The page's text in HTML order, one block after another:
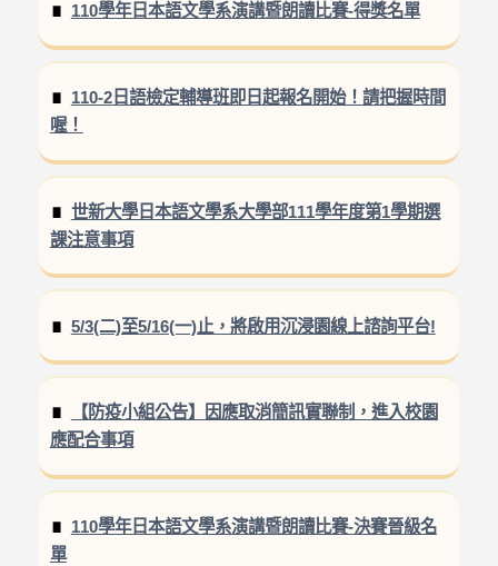
110學年日本語文學系演講暨朗讀比賽-得獎名單
110-2日語檢定輔導班即日起報名開始！請把握時間
喔！
世新大學日本語文學系大學部111學年度第1學期選
課注意事項
5/3(二)至5/16(一)止，將啟用沉浸園線上諮詢平台!
【防疫小組公告】因應取消簡訊實聯制，進入校園
應配合事項
110學年日本語文學系演講暨朗讀比賽-決賽晉級名
單